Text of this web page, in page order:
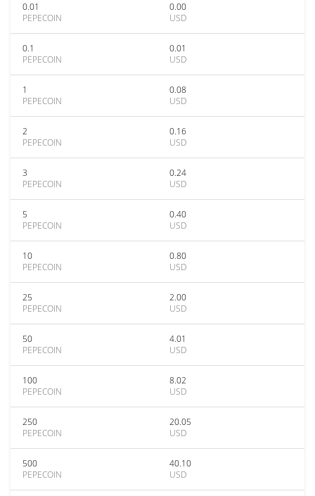
0.01
PEPECOIN
0.00
USD
0.1
PEPECOIN
0.01
USD
1
PEPECOIN
0.08
USD
2
PEPECOIN
0.16
USD
3
PEPECOIN
0.24
USD
5
PEPECOIN
0.40
USD
10
PEPECOIN
0.80
USD
25
PEPECOIN
2.00
USD
50
PEPECOIN
4.01
USD
100
PEPECOIN
8.02
USD
250
PEPECOIN
20.05
USD
500
PEPECOIN
40.10
USD